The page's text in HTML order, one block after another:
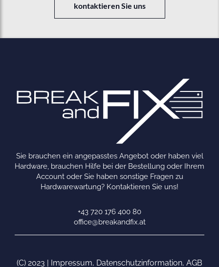
kontaktieren Sie uns
Sie brauchen ein angepasstes Angebot oder haben viel
Hardware, brauchen Hilfe bei der Bestellung oder Ihrem
Account oder Sie haben sonstige Fragen zu
Hardwarewartung? Kontaktieren Sie uns!
+43 720 176 400 80
office@breakandfix.at
(C) 2023 | Impressum, Datenschutzinformation, AGB